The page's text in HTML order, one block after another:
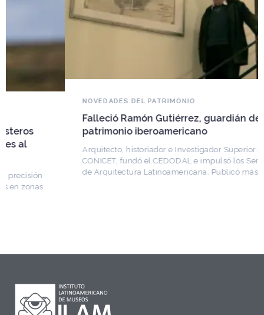
NOVEDADES DEL PATRIMONIO
Falleció Ramón Gutiérrez, guardián del
patrimonio iberoamericano
Arquitecto, historiador e Investigador Superior del
CONICET, fundó el CEDODAL e impulsó los Seminarios
de Arquitectura Latinoamericana. Publicó más de